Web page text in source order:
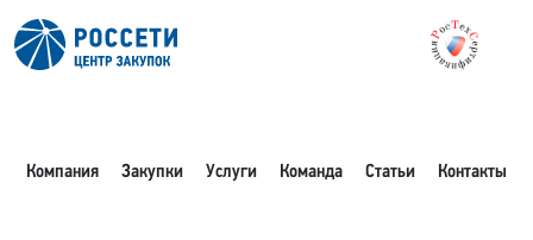
Компания Закупки Услуги Команда Статьи Контакты